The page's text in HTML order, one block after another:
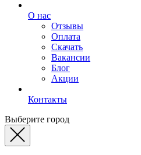
О нас
Отзывы
Оплата
Скачать
Вакансии
Блог
Акции
Контакты
Выберите город